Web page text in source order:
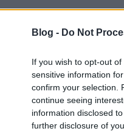
Blog - Do Not
If you wish to opt-out
sensitive information
confirm your selection.
continue seeing
information disclosed
further disclosure of